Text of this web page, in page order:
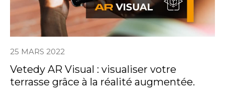
25 MARS 2022
Vetedy AR Visual : visualiser votre
terrasse grâce à la réalité augmentée.